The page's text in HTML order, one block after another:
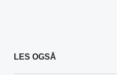
LES OGSÅ